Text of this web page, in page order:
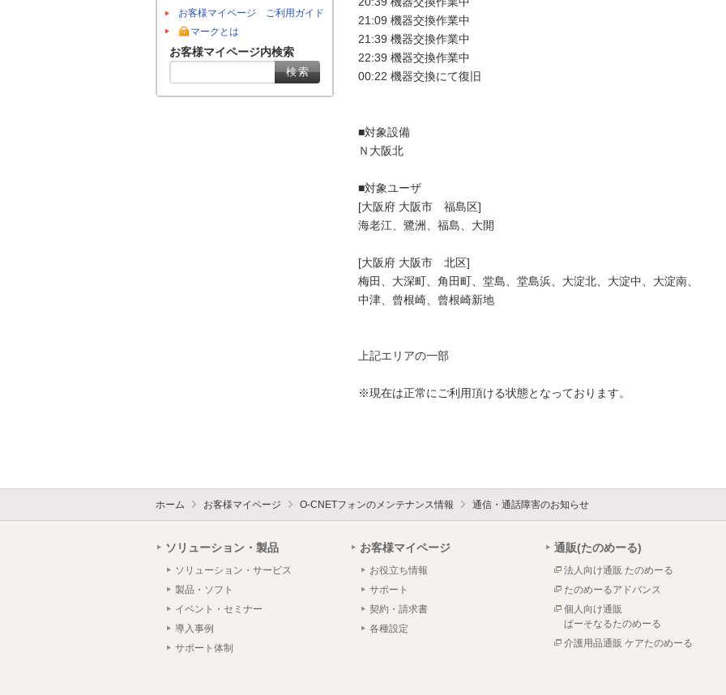
21:09 機器交換作業中
21:39 機器交換作業中
22:39 機器交換作業中
00:22 機器交換にて復旧
■対象設備
Ｎ大阪北
■対象ユーザ
[大阪府 大阪市　福島区]
海老江、鷺洲、福島、大開
[大阪府 大阪市　北区]
梅田、大深町、角田町、堂島、堂島浜、大淀北、大淀中、大淀南、
中津、曾根崎、曾根崎新地
上記エリアの一部
※現在は正常にご利用頂ける状態となっております。
お客様マイページ ご利用ガイド
マークとは
お客様マイページ内検索
ホーム お客様マイページ O-CNETフォンのメンテナンス情報 通信・通話障害のお知らせ
ソリューション・製品
ソリューション・サービス
製品・ソフト
イベント・セミナー
導入事例
サポート体制
お客様マイページ
お役立ち情報
サポート
契約・請求書
各種設定
通販(たのめーる)
法人向け通販 たのめーる
たのめーるアドバンス
個人向け通販
ぱーそなるたのめーる
介護用品通販 ケアたのめーる